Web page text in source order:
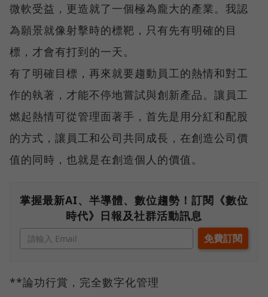
微軟受益，更造就了一個極為龐大的產業。我認
為願景就像射擊時的標靶，只有先有明確的目
標，才會有打到的一天。
有了明確目標，再來就要趨動員工的熱情和對工
作的執著，才能不停地嘗試與創新產品。讓員工
燃起熱情可從管理面著手，首先是用分紅和配股
的方式，讓員工和公司共同成長，在創造公司價
值的同時，也就是在創造個人的價值。
掌握最新AI、半導體、數位趨勢！訂閱《數位
時代》日報及社群活動訊息
**論功行賞，完全數字化管理